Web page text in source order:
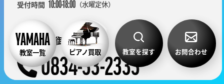
教室を探す お問合わせ
教室一覧 ピアノ買取
10:00-18:00（水曜定休）
周南楽器 御弓店
0834-33-2333